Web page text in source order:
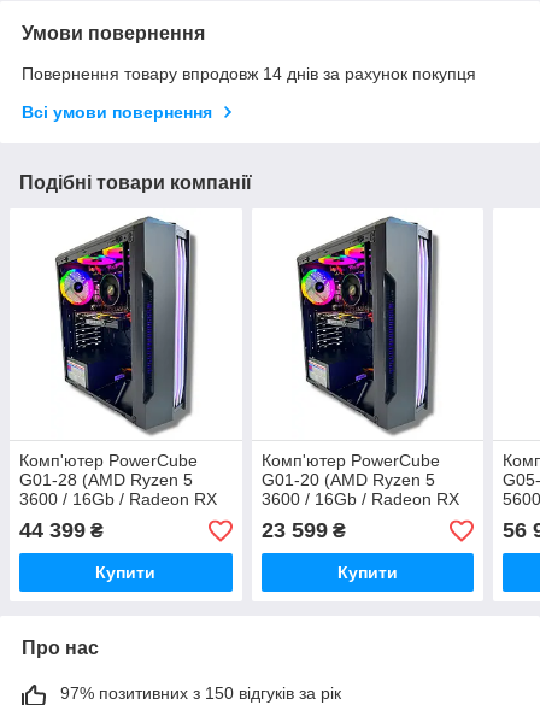
Умови повернення
Повернення товару впродовж 14 днів за рахунок покупця
Всі умови повернення
Подібні товари компанії
Комп'ютер PowerCube
G01-28 (AMD Ryzen 5
3600 / 16Gb / Radeon RX
9060 XT 16GB / SSD
480Gb / 500W / USB 3.2)
44 399 ₴
Купити
Комп'ютер PowerCube
G01-20 (AMD Ryzen 5
3600 / 16Gb / Radeon RX
6500 XT 4Gb / SSD 480Gb
/ 500W / USB 3.2)
23 599₴
Купити
56
Про нас
97% позитивних з 150 відгуків за рік